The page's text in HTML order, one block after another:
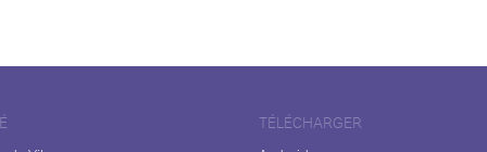
TÉLÉCHARGER